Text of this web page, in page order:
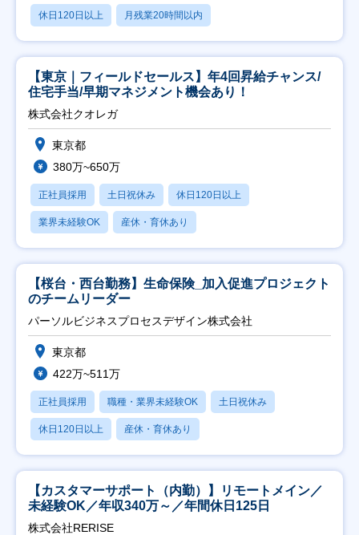
休日120日以上 月残業20時間以内
【東京｜フィールドセールス】年4回昇給チャンス/
住宅手当/早期マネジメント機会あり！
株式会社クオレガ
東京都
380万~650万
正社員採用 土日祝休み 休日120日以上
業界未経験OK 産休・育休あり
【桜台・西台勤務】生命保険_加入促進プロジェクト
のチームリーダー
パーソルビジネスプロセスデザイン株式会社
東京都
422万~511万
正社員採用 職種・業界未経験OK 土日祝休み
休日120日以上 産休・育休あり
【カスタマーサポート（内勤）】リモートメイン／
未経験OK／年収340万～／年間休日125日
株式会社RERISE